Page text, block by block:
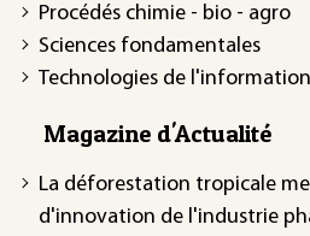
Procédés chimie - bio - agro
Sciences fondamentales
Technologies de l'information
Magazine d'Actualité
La déforestation tropicale
d'innovation de l'industrie